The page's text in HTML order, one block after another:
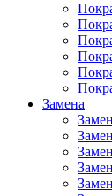
Замена